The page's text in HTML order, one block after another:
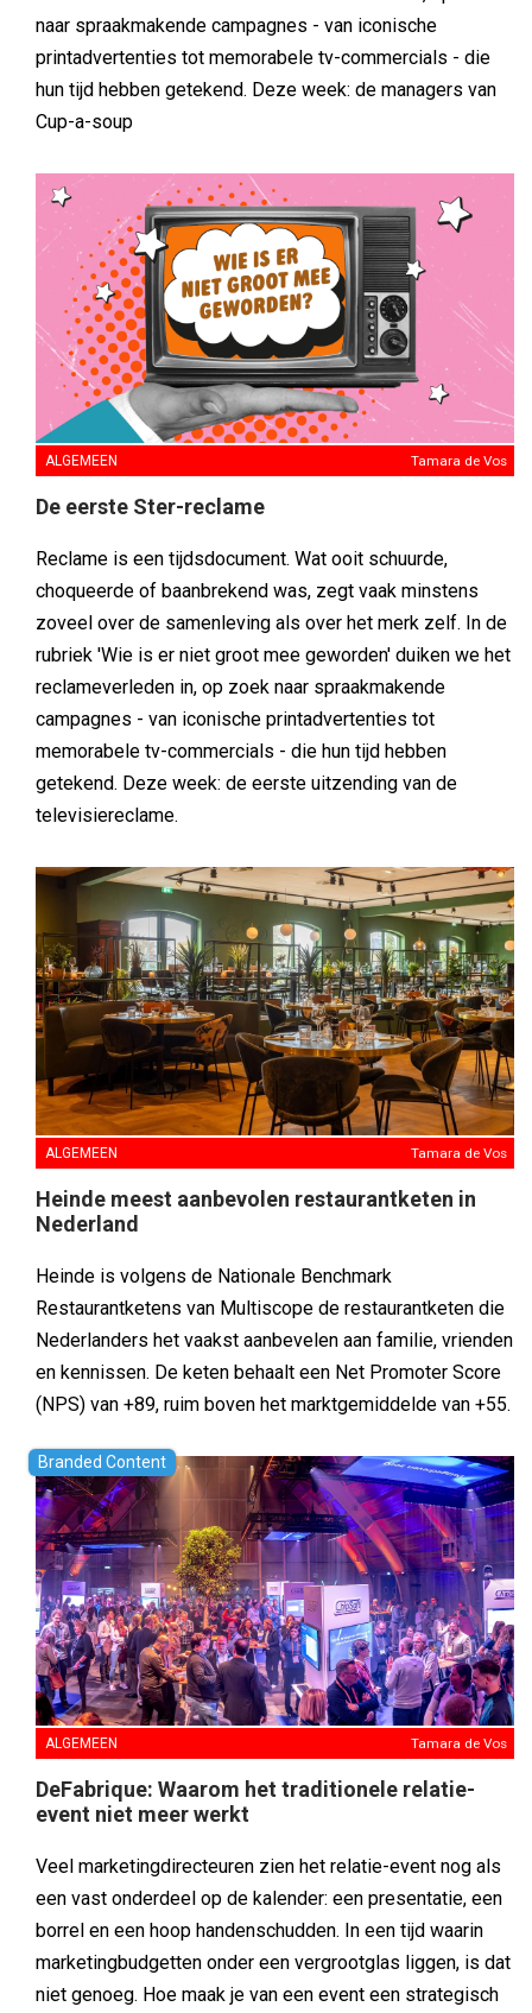
naar spraakmakende campagnes - van iconische
printadvertenties tot memorabele tv-commercials - die
hun tijd hebben getekend. Deze week: de managers van
Cup-a-soup
ALGEMEEN Tamara de Vos
De eerste Ster-reclame
Reclame is een tijdsdocument. Wat ooit schuurde,
choqueerde of baanbrekend was, zegt vaak minstens
zoveel over de samenleving als over het merk zelf. In de
rubriek 'Wie is er niet groot mee geworden' duiken we het
reclameverleden in, op zoek naar spraakmakende
campagnes - van iconische printadvertenties tot
memorabele tv-commercials - die hun tijd hebben
getekend. Deze week: de eerste uitzending van de
televisiereclame.
ALGEMEEN Tamara de Vos
Heinde meest aanbevolen restaurantketen in
Nederland
Heinde is volgens de Nationale Benchmark
Restaurantketens van Multiscope de restaurantketen die
Nederlanders het vaakst aanbevelen aan familie, vrienden
en kennissen. De keten behaalt een Net Promoter Score
(NPS) van +89, ruim boven het marktgemiddelde van +55.
Branded Content
ALGEMEEN Tamara de Vos
DeFabrique: Waarom het traditionele relatie-
event niet meer werkt
Veel marketingdirecteuren zien het relatie-event nog als
een vast onderdeel op de kalender: een presentatie, een
borrel en een hoop handenschudden. In een tijd waarin
marketingbudgetten onder een vergrootglas liggen, is dat
niet genoeg. Hoe maak je van een event een strategisch